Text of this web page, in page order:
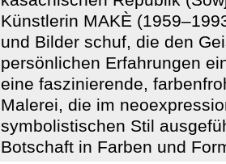
Künstlerin MAKÈ
und Bilder schuf, die den
persönlichen Erfahrungen
eine faszinierende,
Malerei, die im
symbolistischen Stil
Botschaft in Farben und